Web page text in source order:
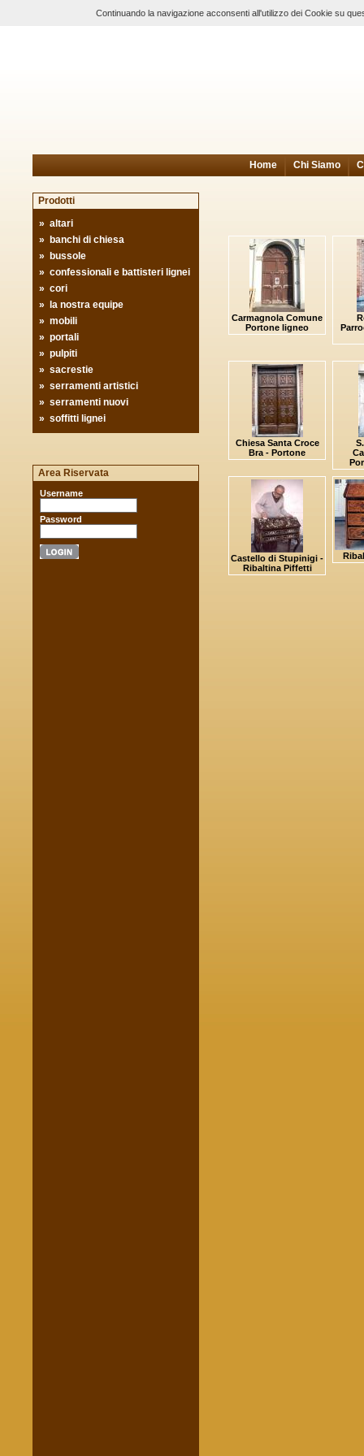
Home Chi Siamo
Prodotti
» altari
»
banchi di chiesa
»
bussole
» confessionali e battisteri lignei
» cori
»
la nostra equipe
» mobili
» portali
» pulpiti
» sacrestie
» serramenti artistici
» serramenti nuovi
» soffitti lignei
Area Riservata
Username
Password
Carmagnola Comune
Portone ligneo
Chiesa Santa Croce
Bra - Portone
Castello di Stupinigi -
Ribaltina Piffetti
Continuando la navigazione acconsenti all'utilizzo dei Cookie su